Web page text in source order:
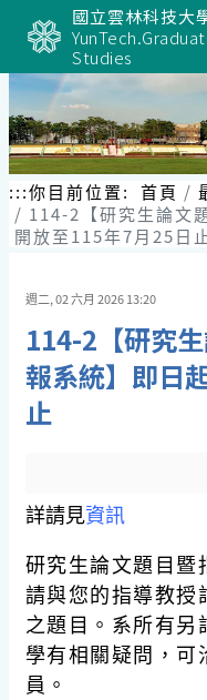
要
內
容
區
塊
國立雲林科技大
Studies
:::你目前位置: 首頁
114-2【研究生論文
開放至115年7月25日
週二, 02 六月 2026 13:20
114-2【研究
報系統】即日
止
詳請見資訊
研究生論文題目暨
請與您的指導教授
之題目。系所有另
學有相關疑問，
員。